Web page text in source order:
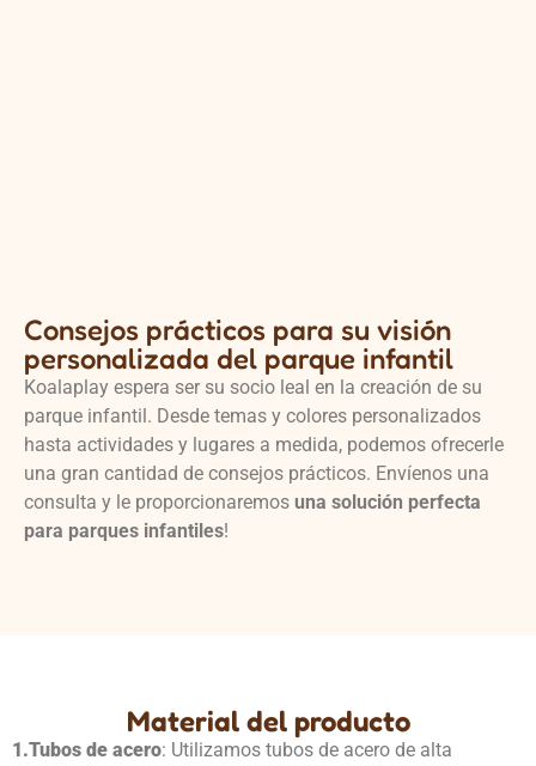
Consejos prácticos para su visión
personalizada del parque infantil
Koalaplay espera ser su socio leal en la creación de su
parque infantil. Desde temas y colores personalizados
hasta actividades y lugares a medida, podemos ofrecerle
una gran cantidad de consejos prácticos. Envíenos una
consulta y le proporcionaremos una solución perfecta
para parques infantiles!
Material del producto
1.Tubos de acero: Utilizamos tubos de acero de alta